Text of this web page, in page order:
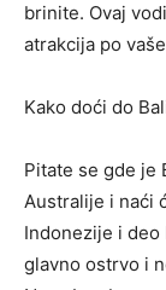
brinite. Ovaj
atrakcija po
Kako doći do
Pitate se gde je
Australije i naći
Indonezije i deo
glavno ostrvo i